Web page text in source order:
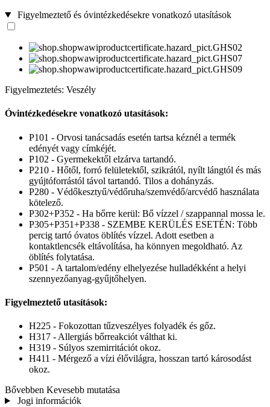
Figyelmeztető és óvintézkedésekre vonatkozó utasítások
Figyelmeztetés: Veszély
Óvintézkedésekre vonatkozó utasítások:
P101 - Orvosi tanácsadás esetén tartsa kéznél a termék
edényét vagy címkéjét.
P102 - Gyermekektől elzárva tartandó.
P210 - Hőtől, forró felületektől, szikrától, nyílt lángtól és más
gyújtóforrástól távol tartandó. Tilos a dohányzás.
P280 - Védőkesztyű/védőruha/szemvédő/arcvédő használata
kötelező.
P302+P352 - Ha bőrre kerül: Bő vízzel / szappannal mossa le.
P305+P351+P338 - SZEMBE KERÜLÉS ESETÉN: Több
percig tartó óvatos öblítés vízzel. Adott esetben a
kontaktlencsék eltávolítása, ha könnyen megoldható. Az
öblítés folytatása.
P501 - A tartalom/edény elhelyezése hulladékként a helyi
szennyezőanyag-gyűjtőhelyen.
Figyelmeztető utasítások:
H225 - Fokozottan tűzveszélyes folyadék és gőz.
H317 - Allergiás bőrreakciót válthat ki.
H319 - Súlyos szemirritációt okoz.
H411 - Mérgező a vízi élővilágra, hosszan tartó károsodást
okoz.
Bővebben Kevesebb mutatása
Jogi információk